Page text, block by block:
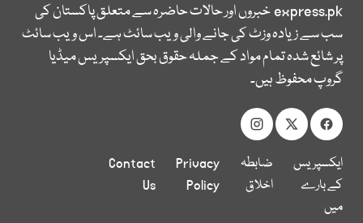
express.pkخبروں اور حالات حاضرہ سے متعلق پاکستان کی
سب سے زیادہ وزٹ کی جانے والی ویب سائٹ ہے۔ اس ویب سائٹ
پر شائع شدہ تمام مواد کے جملہ حقوق بحق ایکسپریس میڈیا
گروپ محفوظ ہیں۔
ایکسپریس
کے بارے
میں
ضابطہ
اخلاق
Privacy
Policy
Contact
Us